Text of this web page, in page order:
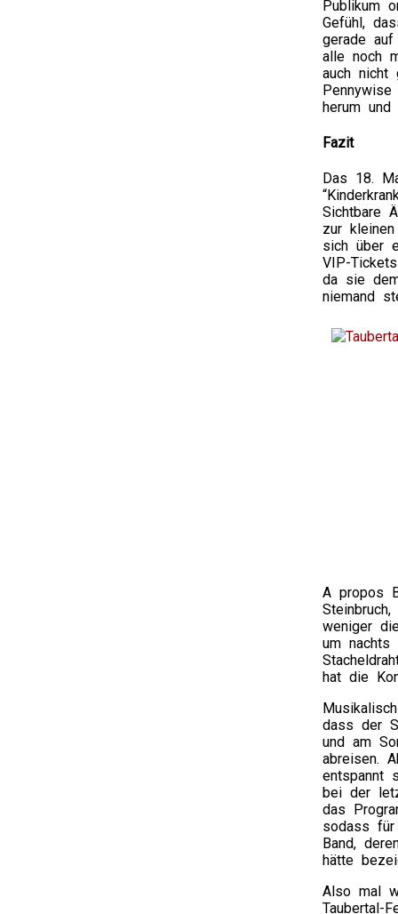
Publikum
Gefühl,
gerade
alle noch
auch nicht
herum
Fazit
Das 18.
Sichtbare
zur
sich über
VIP-
da sie
niemand
A propos
weniger
um nachts
hat die
dass der
und am
abreisen.
entspannt
bei der
das
sodass
Band,
hätte
Also mal
Taubertal-